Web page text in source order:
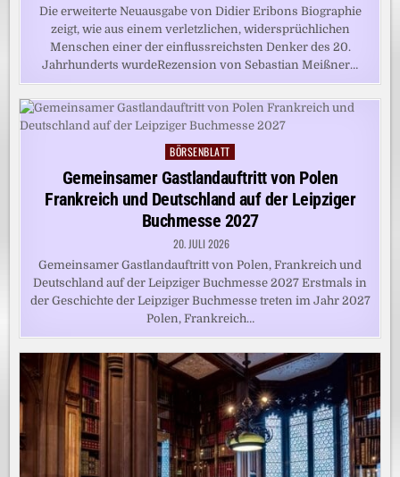
Die erweiterte Neuausgabe von Didier Eribons Biographie
zeigt, wie aus einem verletzlichen, widersprüchlichen
Menschen einer der einflussreichsten Denker des 20.
Jahrhunderts wurdeRezension von Sebastian Meißner…
Posted
in
BÖRSENBLATT
Gemeinsamer Gastlandauftritt von Polen
Frankreich und Deutschland auf der Leipziger
Buchmesse 2027
20. JULI 2026
Gemeinsamer Gastlandauftritt von Polen, Frankreich und
Deutschland auf der Leipziger Buchmesse 2027 Erstmals in
der Geschichte der Leipziger Buchmesse treten im Jahr 2027
Polen, Frankreich…